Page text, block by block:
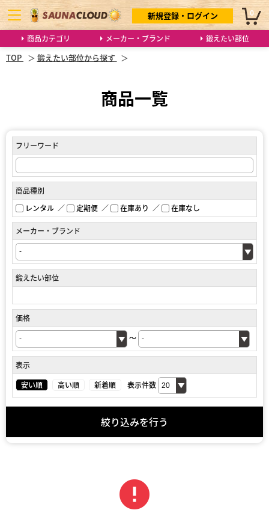
商品カテゴリ メーカー・ブランド 鍛えたい部位
新規登録・ログイン 0
TOP 鍛えたい部位から探す
商品一覧
フリーワード
商品種別
レンタル
定期便 在庫あり 在庫なし
メーカー・ブランド
鍛えたい部位
価格
～
表示
安い順
高い順 新着順 表示件数
絞り込みを行う
error